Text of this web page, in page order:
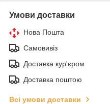
Умови доставки
Нова Пошта
Самовивіз
Доставка кур'єром
Доставка поштою
Всі умови доставки